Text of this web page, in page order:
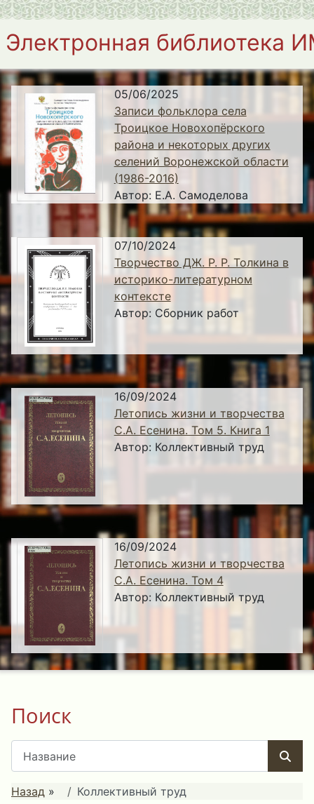
Электронная библиотека
05/06/2025
Записи фольклора села
Троицкое Новохопёрского
района и некоторых других
селений Воронежской области
(1986-2016)
Автор: Е.А. Самоделова
07/10/2024
Творчество ДЖ. Р. Р. Толкина в
историко-литературном
контексте
Автор: Сборник работ
16/09/2024
Летопись жизни и творчества
С.А. Есенина. Том 5. Книга 1
Автор: Коллективный труд
16/09/2024
Летопись жизни и творчества
С.А. Есенина. Том 4
Автор: Коллективный труд
Поиск
Назад » Коллективный труд